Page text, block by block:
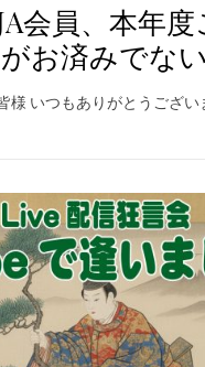
会員、本年
お済みでな
様 いつもありがとうござ